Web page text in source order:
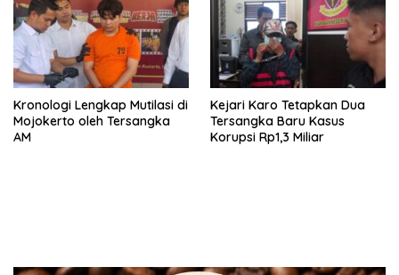
Kronologi Lengkap Mutilasi di
Mojokerto oleh Tersangka
AM
Kejari Karo Tetapkan Dua
Tersangka Baru Kasus
Korupsi Rp1,3 Miliar